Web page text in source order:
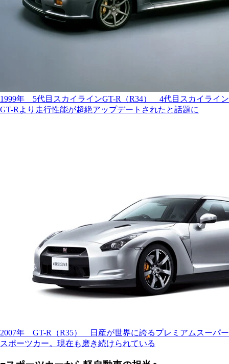
1999年 5代目スカイラインGT-R（R34） 4代目スカイライン
GT-Rより走行性能が超絶アップデートされたと話題に
2007年 GT-R（R35） 日産が世界に誇るプレミアムスーパー
スポーツカー。現在も磨き続けられている